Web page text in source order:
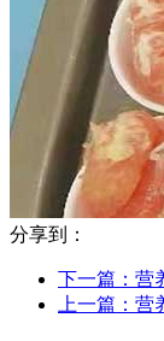
分享到：
下一篇： 营
上一篇： 营